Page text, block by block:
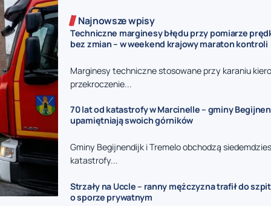
Najnowsze wpisy
Techniczne marginesy błędu przy pomiarze
bez zmian – w weekend krajowy maraton kontroli
Marginesy techniczne stosowane przy karaniu
przekroczenie...
70 lat od katastrofy w Marcinelle – gminy
upamiętniają swoich górników
Gminy Begijnendijk i Tremelo obchodzą
katastrofy...
Strzały na Uccle – ranny mężczyzna trafił do
o sporze prywatnym